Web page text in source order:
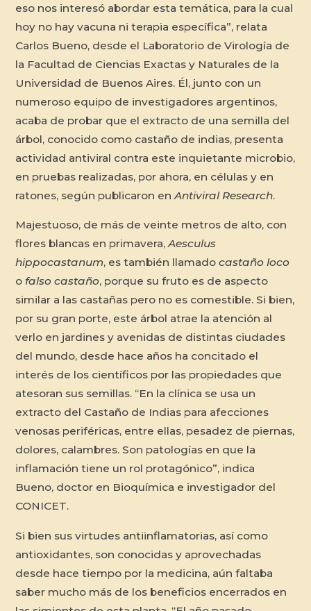
eso nos interesó abordar esta temática, para la cual
hoy no hay vacuna ni terapia específica”, relata
Carlos Bueno, desde el Laboratorio de Virología de
la Facultad de Ciencias Exactas y Naturales de la
Universidad de Buenos Aires. Él, junto con un
numeroso equipo de investigadores argentinos,
acaba de probar que el extracto de una semilla del
árbol, conocido como castaño de indias, presenta
actividad antiviral contra este inquietante microbio,
en pruebas realizadas, por ahora, en células y en
ratones, según publicaron enAntiviral Research.
Majestuoso, de más de veinte metros de alto, con
flores blancas en primavera,Aesculus
hippocastanum, es también llamadocastaño loco
o falso castaño, porque su fruto es de aspecto
similar a las castañas pero no es comestible. Si bien,
por su gran porte, este árbol atrae la atención al
verlo en jardines y avenidas de distintas ciudades
del mundo, desde hace años ha concitado el
interés de los científicos por las propiedades que
atesoran sus semillas. “En la clínica se usa un
extracto del Castaño de Indias para afecciones
venosas periféricas, entre ellas, pesadez de piernas,
dolores, calambres. Son patologías en que la
inflamación tiene un rol protagónico”, indica
Bueno, doctor en Bioquímica e investigador del
CONICET.
Si bien sus virtudes antiinflamatorias, así como
antioxidantes, son conocidas y aprovechadas
desde hace tiempo por la medicina, aún faltaba
saber mucho más de los beneficios encerrados en